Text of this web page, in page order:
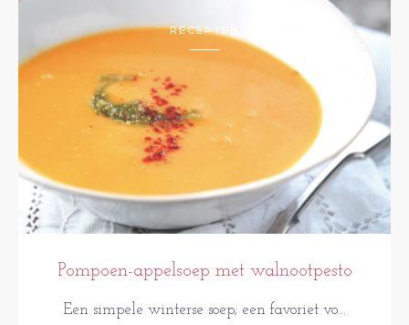
RECEPTEN
Pompoen-appelsoep met walnootpesto
Een simpele winterse soep; een favoriet vo...